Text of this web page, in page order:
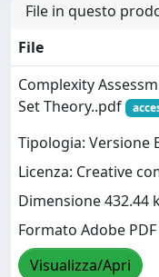
File in questo
File
Complexity
Set Theory..pdf
Tipologia: Versione
Licenza: Creative
Dimensione 432.44
Formato Adobe PDF
Visualizza/Apri